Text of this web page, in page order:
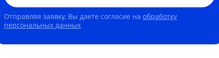
Отправляя заявку, Вы даете согласие на обработку
персональных данных